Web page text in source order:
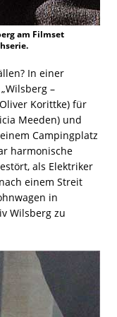
am Filmset
In einer
–
Korittke) für
Meeden) und
Campingplatz
harmonische
als Elektriker
einem Streit
in
Wilsberg zu